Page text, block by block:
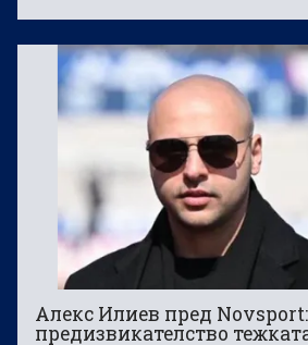
Алекс Илиев пред
предизвикателство